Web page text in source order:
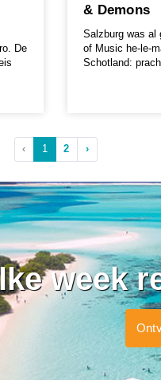
De
& Demons
Salzburg was al
of Music he-le-
Schotland:
‹ 1 2 ›
week